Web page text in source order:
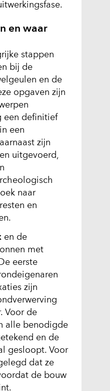
en waar
stappen
bij de
en de
opgaven zijn
een definitief
een
zijn
uitgevoerd,
naar
en
en de
met
eerste
zijn
Voor de
alle benodigde
en de
gesloopt. Voor
dat ze
de bouw